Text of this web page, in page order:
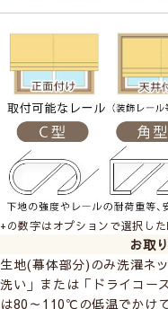
メインの家具が白のイン
のにピッタリなブルー！
2色とは思えない多彩な
プ柄。
西海岸スタイル、ナチ
す。
非遮光生地なので光は取
す。
+の数字はオプションで選択し
お取
生地(幕体部分)のみ洗濯ネ
洗い」または「ドライコー
は80～110℃の低温でかけて